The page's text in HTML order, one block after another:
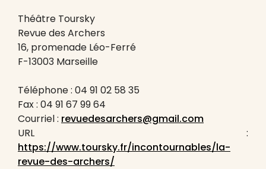
Théâtre Toursky
Revue des Archers
16, promenade Léo-Ferré
F-13003 Marseille
Téléphone : 04 91 02 58 35
Fax : 04 91 67 99 64
Courriel : revuedesarchers@gmail.com
URL :
https://www.toursky.fr/incontournables/la-
revue-des-archers/